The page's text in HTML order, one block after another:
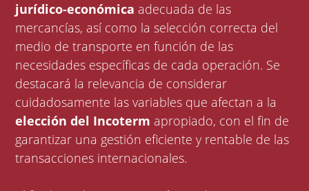
jurídico-económica adecuada de las
mercancías, así como la selección correcta del
medio de transporte en función de las
necesidades específicas de cada operación. Se
destacará la relevancia de considerar
cuidadosamente las variables que afectan a la
elección del Incoterm apropiado, con el fin de
garantizar una gestión eficiente y rentable de las
transacciones internacionales.